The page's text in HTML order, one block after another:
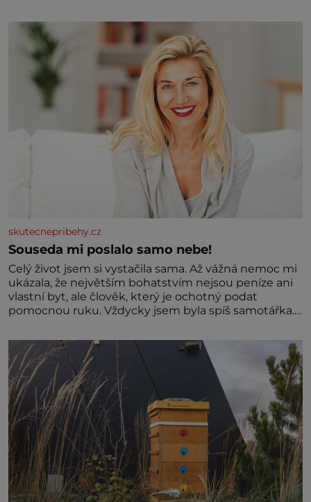
procházel uličkami lotyšské Rigy? Casanova v Pobaltí
kontaktoval tamní zednářské lóže. Nebyl v této
oblasti žádným nováčkem, protože do zednářské
skutecnepribehy.cz
Souseda mi poslalo samo nebe!
Celý život jsem si vystačila sama. Až vážná nemoc mi
ukázala, že největším bohatstvím nejsou peníze ani
vlastní byt, ale člověk, který je ochotný podat
pomocnou ruku. Vždycky jsem byla spíš samotářka.
ani partnera. Stačily mi knihy, práce a hlavně klid.
Hned po studiích jsem odešla z rodného města,